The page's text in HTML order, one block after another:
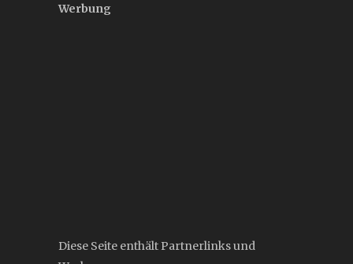
Werbung
Diese Seite enthält Partnerlinks und